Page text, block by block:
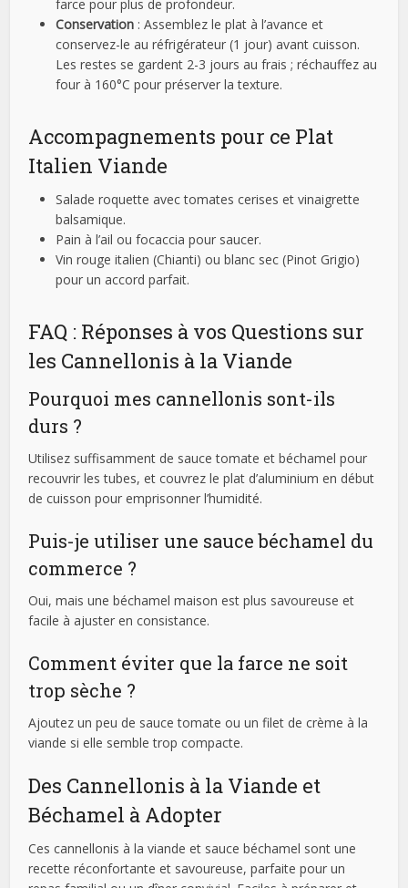
farce pour plus de profondeur.
Conservation : Assemblez le plat à l’avance et
conservez-le au réfrigérateur (1 jour) avant cuisson.
Les restes se gardent 2-3 jours au frais ; réchauffez au
four à 160°C pour préserver la texture.
Accompagnements pour ce Plat
Italien Viande
Salade roquette avec tomates cerises et vinaigrette
balsamique.
Pain à l’ail ou focaccia pour saucer.
Vin rouge italien (Chianti) ou blanc sec (Pinot Grigio)
pour un accord parfait.
FAQ : Réponses à vos Questions sur
les Cannellonis à la Viande
Pourquoi mes cannellonis sont-ils
durs ?
Utilisez suffisamment de sauce tomate et béchamel pour
recouvrir les tubes, et couvrez le plat d’aluminium en début
de cuisson pour emprisonner l’humidité.
Puis-je utiliser une sauce béchamel du
commerce ?
Oui, mais une béchamel maison est plus savoureuse et
facile à ajuster en consistance.
Comment éviter que la farce ne soit
trop sèche ?
Ajoutez un peu de sauce tomate ou un filet de crème à la
viande si elle semble trop compacte.
Des Cannellonis à la Viande et
Béchamel à Adopter
Ces cannellonis à la viande et sauce béchamel sont une
recette réconfortante et savoureuse, parfaite pour un